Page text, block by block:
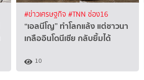
#ข่าวเศรษฐกิจ #TNN ช่อง16
“เอลนีโญ” ทำโลกแล้ง แต่ชาวนา
เกลืออินโดนีเซีย กลับยิ้มได้
10